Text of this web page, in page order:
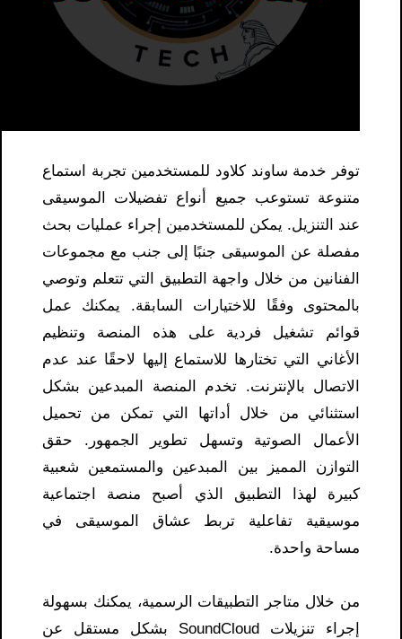
توفر خدمة ساوند كلاود للمستخدمين تجربة استماع
متنوعة تستوعب جميع أنواع تفضيلات الموسيقى
عند التنزيل. يمكن للمستخدمين إجراء عمليات بحث
مفصلة عن الموسيقى جنبًا إلى جنب مع مجموعات
الفنانين من خلال واجهة التطبيق التي تتعلم وتوصي
بالمحتوى وفقًا للاختيارات السابقة. يمكنك عمل
قوائم تشغيل فردية على هذه المنصة وتنظيم
الأغاني التي تختارها للاستماع إليها لاحقًا عند عدم
الاتصال بالإنترنت. تخدم المنصة المبدعين بشكل
استثنائي من خلال أداتها التي تمكن من تحميل
الأعمال الصوتية وتسهل تطوير الجمهور. حقق
التوازن المميز بين المبدعين والمستمعين شعبية
كبيرة لهذا التطبيق الذي أصبح منصة اجتماعية
موسيقية تفاعلية تربط عشاق الموسيقى في
مساحة واحدة.
من خلال متاجر التطبيقات الرسمية، يمكنك بسهولة
إجراء تنزيلات SoundCloud بشكل مستقل عن